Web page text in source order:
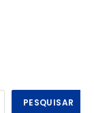
PESQUISAR